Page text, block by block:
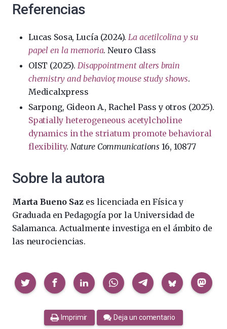
Referencias
Lucas Sosa, Lucía (2024). La acetilcolina y su
papel en la memoria. Neuro Class
OIST (2025). Disappointment alters brain
chemistry and behavior, mouse study shows.
Medicalxpress
Sarpong, Gideon A., Rachel Pass y otros (2025).
Spatially heterogeneous acetylcholine
dynamics in the striatum promote behavioral
flexibility. Nature Communications 16, 10877
Sobre la autora
Marta Bueno Sazes licenciada en Física y
Graduada en Pedagogía por la Universidad de
Salamanca. Actualmente investiga en el ámbito de
las neurociencias.
Compartir
Imprimir Deja un comentario